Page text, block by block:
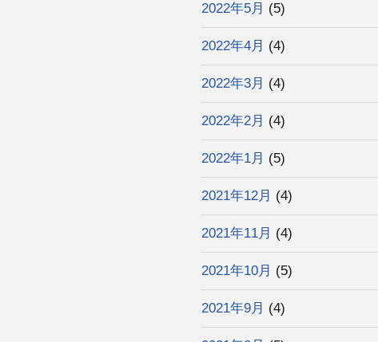
2022年5月 (5)
2022年4月 (4)
2022年3月 (4)
2022年2月 (4)
2022年1月 (5)
2021年12月 (4)
2021年11月 (4)
2021年10月 (5)
2021年9月 (4)